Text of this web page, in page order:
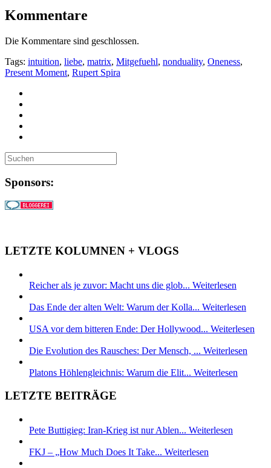
Kommentare
Die Kommentare sind geschlossen.
Tags: intuition, liebe, matrix, Mitgefuehl, nonduality, Oneness,
Present Moment, Rupert Spira
Sponsors:
LETZTE KOLUMNEN + VLOGS
Reicher als je zuvor: Macht uns die glob... Weiterlesen
Das Ende der alten Welt: Warum der Kolla... Weiterlesen
USA vor dem bitteren Ende: Der Hollywood... Weiterlesen
Die Evolution des Rausches: Der Mensch, ... Weiterlesen
Platons Höhlengleichnis: Warum die Elit... Weiterlesen
LETZTE BEITRÄGE
Pete Buttigieg: Iran-Krieg ist nur Ablen... Weiterlesen
FKJ – „How Much Does It Take... Weiterlesen